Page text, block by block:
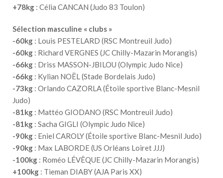
+78kg : Célia CANCAN (Judo 83 Toulon)
Sélection masculine « clubs »
-60kg : Louis PESTELARD (RSC Montreuil Judo)
-60kg : Richard VERGNES (JC Chilly-Mazarin Morangis)
-66kg : Driss MASSON-JBILOU (Olympic Judo Nice)
-66kg : Kylian NOËL (Stade Bordelais Judo)
-73kg : Orlando CAZORLA (Étoile sportive Blanc-Mesnil
Judo)
-81kg : Mattéo GIODANO (RSC Montreuil Judo)
-81kg : Sacha GIGLI (Olympic Judo Nice)
-90kg : Eniel CAROLY (Étoile sportive Blanc-Mesnil Judo)
-90kg : Max LABORDE (US Orléans Loiret JJJ)
-100kg : Roméo LÉVÊQUE (JC Chilly-Mazarin Morangis)
+100kg : Tieman DIABY (AJA Paris XX)